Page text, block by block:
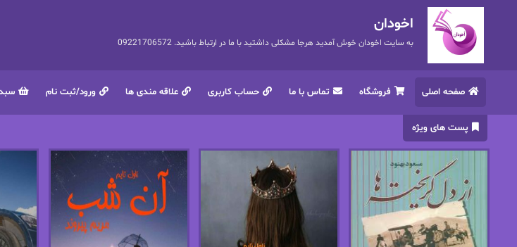
اخودان
به سایت اخودان خوش آمدید هرجا مشکلی داشتید با ما در ارتباط باشید. 09221706572
صفحه اصلی فروشگاه تماس با ما حساب کاربری علاقه مندی ها ورود/ثبت نام
پست های ویژه